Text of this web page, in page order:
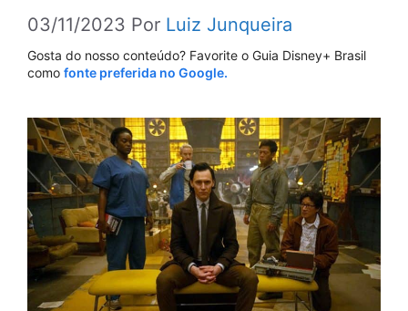
03/11/2023 Por Luiz Junqueira
Gosta do nosso conteúdo? Favorite o Guia Disney+ Brasil
como fonte preferida no Google.